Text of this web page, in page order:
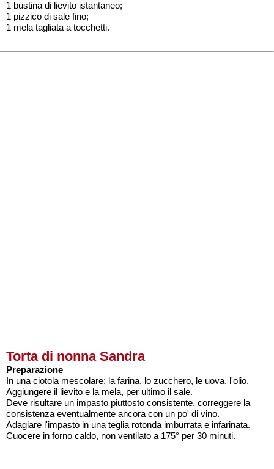
1 bustina di lievito istantaneo;
1 pizzico di sale fino;
1 mela tagliata a tocchetti.
Torta di nonna Sandra
Preparazione
In una ciotola mescolare: la farina, lo zucchero, le uova, l'olio.
Aggiungere il lievito e la mela, per ultimo il sale.
Deve risultare un impasto piuttosto consistente, correggere la
consistenza eventualmente ancora con un po' di vino.
Adagiare l'impasto in una teglia rotonda imburrata e infarinata.
Cuocere in forno caldo, non ventilato a 175° per 30 minuti.